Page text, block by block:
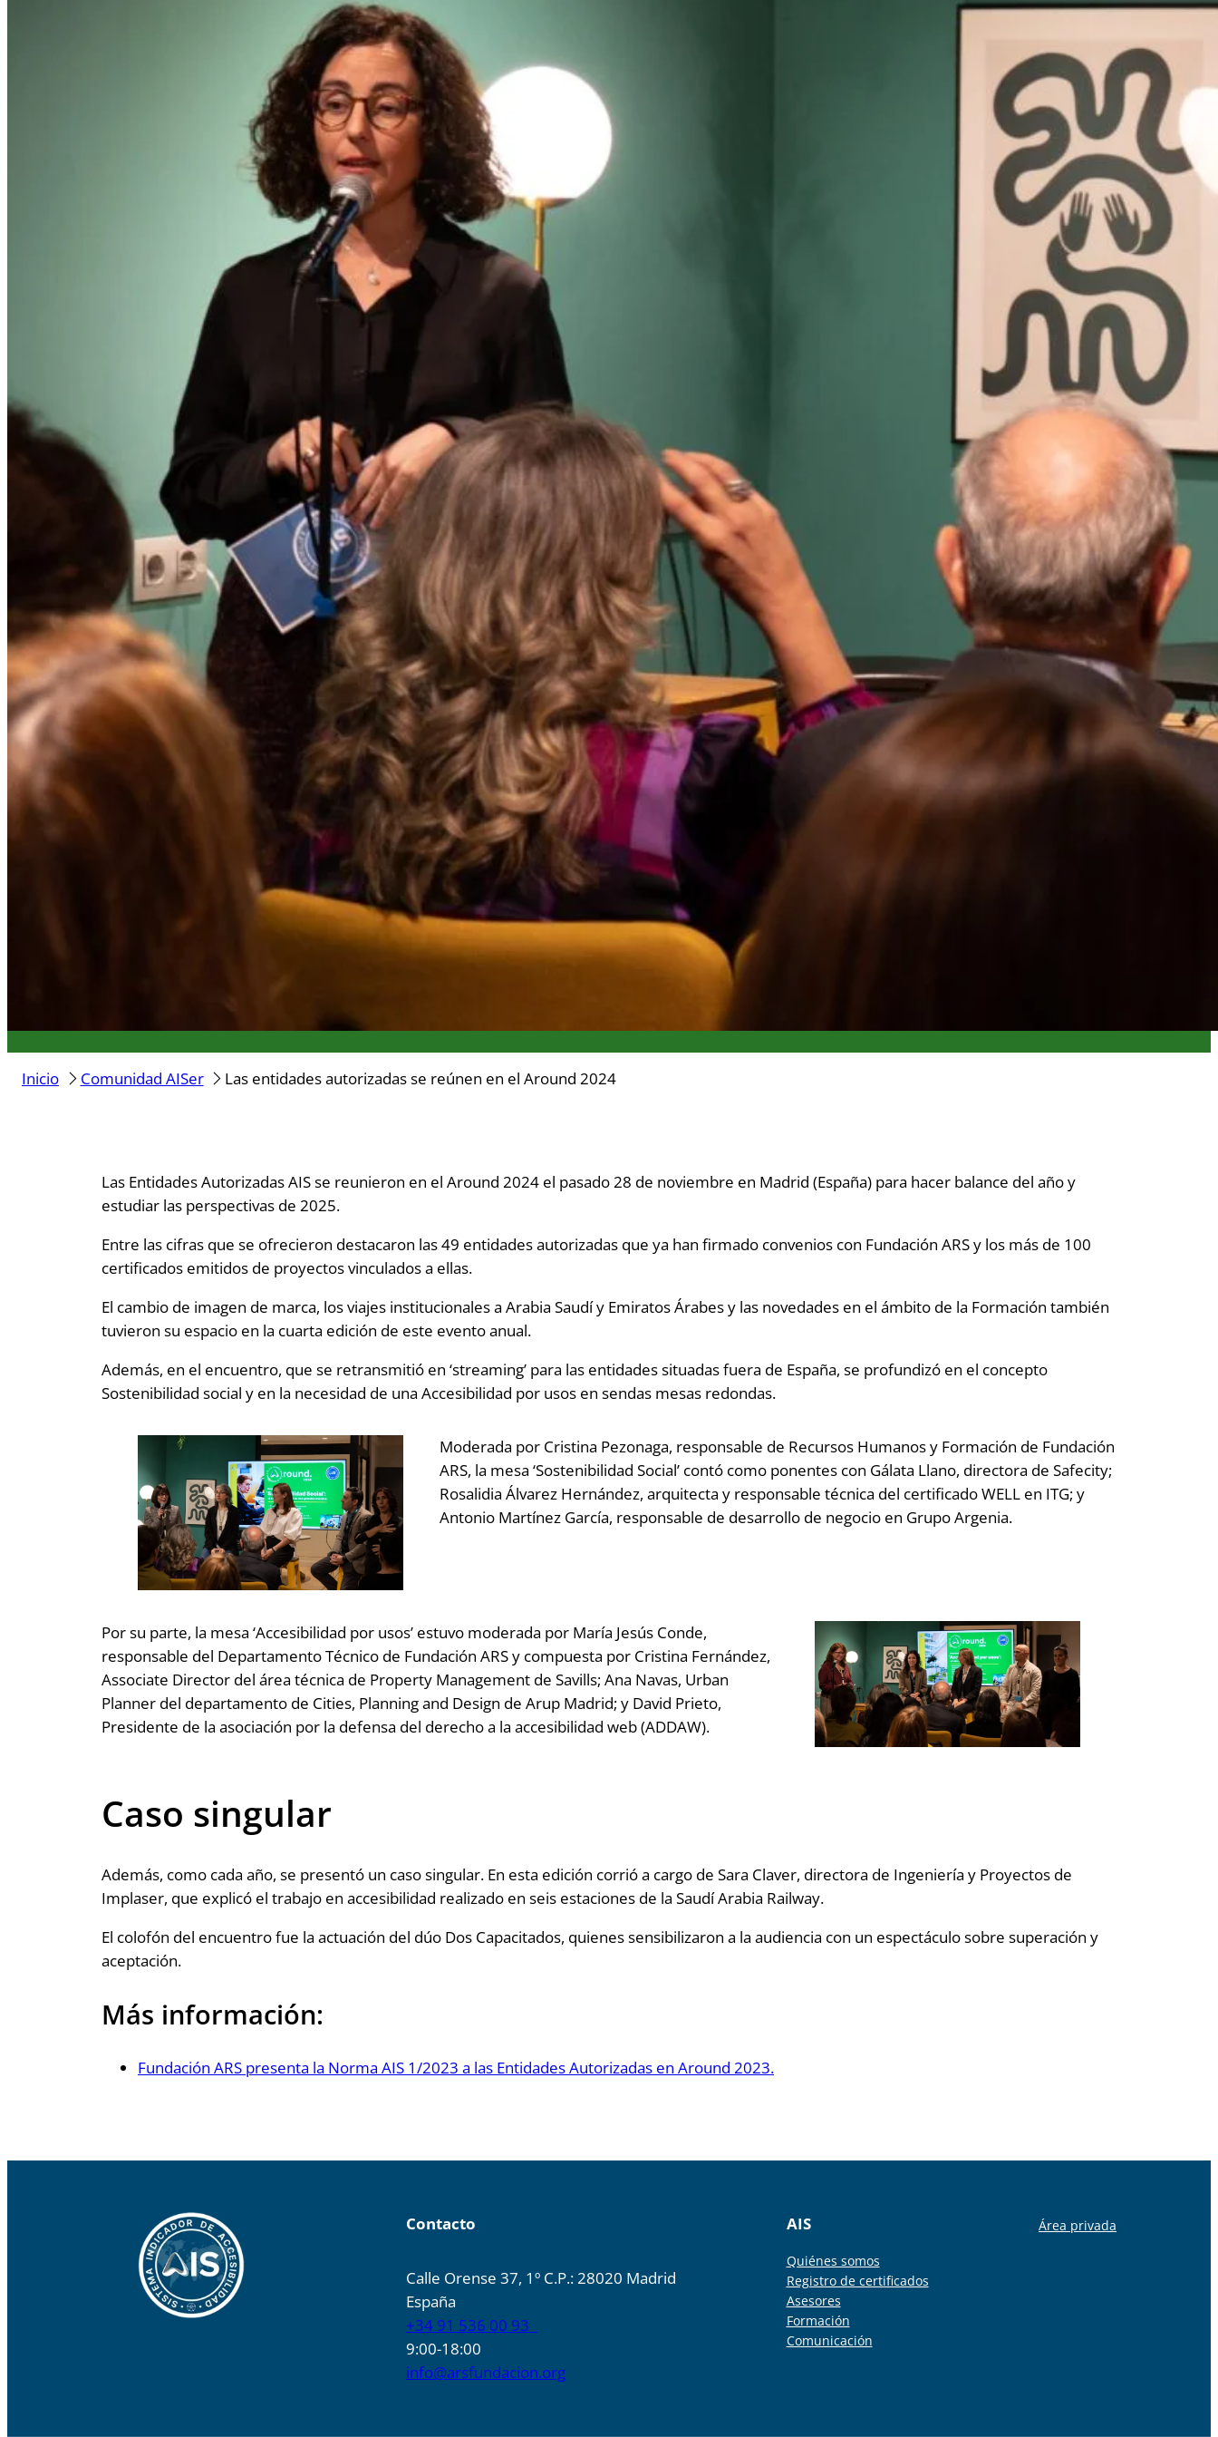
Inicio Comunidad AISer Las entidades autorizadas se reúnen en el Around 2024
Las Entidades Autorizadas AIS se reunieron en el Around 2024 el pasado 28 de noviembre en Madrid (España) para hacer balance del año y
estudiar las perspectivas de 2025.
Entre las cifras que se ofrecieron destacaron las 49 entidades autorizadas que ya han firmado convenios con Fundación ARS y los más de 100
certificados emitidos de proyectos vinculados a ellas.
El cambio de imagen de marca, los viajes institucionales a Arabia Saudí y Emiratos Árabes y las novedades en el ámbito de la Formación también
tuvieron su espacio en la cuarta edición de este evento anual.
Además, en el encuentro, que se retransmitió en ‘streaming’ para las entidades situadas fuera de España, se profundizó en el concepto
Sostenibilidad social y en la necesidad de una Accesibilidad por usos en sendas mesas redondas.
Moderada por Cristina Pezonaga, responsable de Recursos Humanos y Formación de Fundación
ARS, la mesa ‘Sostenibilidad Social’ contó como ponentes con Gálata Llano, directora de Safecity;
Rosalidia Álvarez Hernández, arquitecta y responsable técnica del certificado WELL en ITG; y
Antonio Martínez García, responsable de desarrollo de negocio en Grupo Argenia.
Por su parte, la mesa ‘Accesibilidad por usos’ estuvo moderada por María Jesús Conde,
responsable del Departamento Técnico de Fundación ARS y compuesta por Cristina Fernández,
Associate Director del área técnica de Property Management de Savills; Ana Navas, Urban
Planner del departamento de Cities, Planning and Design de Arup Madrid; y David Prieto,
Presidente de la asociación por la defensa del derecho a la accesibilidad web (ADDAW).
Caso singular
Además, como cada año, se presentó un caso singular. En esta edición corrió a cargo de Sara Claver, directora de Ingeniería y Proyectos de
Implaser, que explicó el trabajo en accesibilidad realizado en seis estaciones de la Saudí Arabia Railway.
El colofón del encuentro fue la actuación del dúo Dos Capacitados, quienes sensibilizaron a la audiencia con un espectáculo sobre superación y
aceptación.
Más información:
Fundación ARS presenta la Norma AIS 1/2023 a las Entidades Autorizadas en Around 2023.
Contacto
Calle Orense 37, 1º C.P.: 28020 Madrid
España
+34 91 536 00 93
9:00-18:00
info@arsfundacion.org
AIS
Quiénes somos
Registro de certificados
Asesores
Formación
Comunicación
Área privada